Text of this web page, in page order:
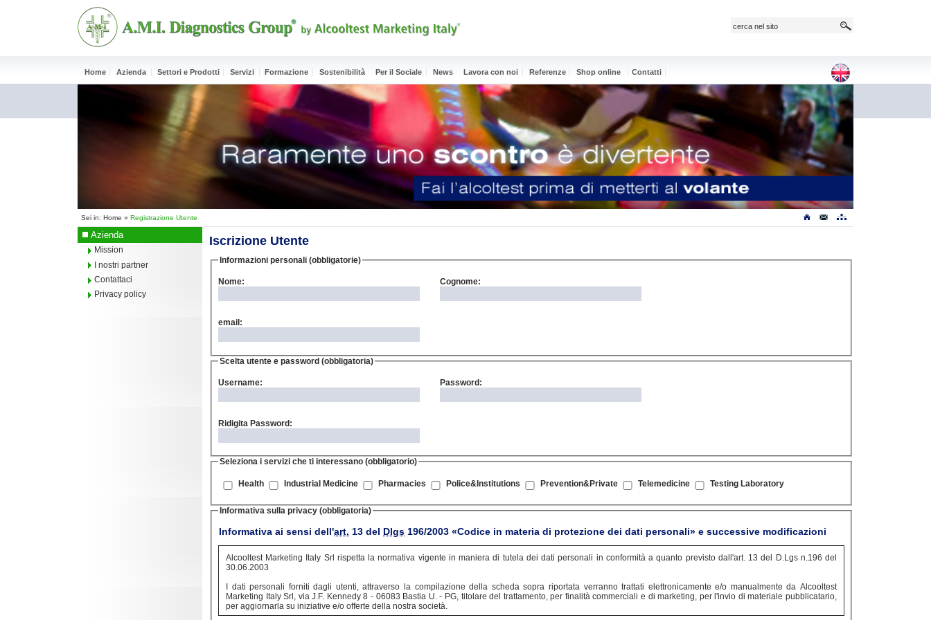
Home Azienda Settori e Prodotti Servizi Formazione Sostenibilità Per il Sociale News Lavora con noi Referenze Shop online Contatti
Sei in: Home » Registrazione Utente
Azienda
Mission
I nostri partner
Contattaci
Privacy policy
Iscrizione Utente
Informazioni personali (obbligatorie)
Nome: Cognome:
email:
Scelta utente e password (obbligatoria)
Username: Password:
Ridigita Password:
Seleziona i servizi che ti interessano (obbligatorio)
Health Industrial Medicine Pharmacies Police&Institutions Prevention&Private Telemedicine Testing Laboratory
Informativa sulla privacy (obbligatoria)
Informativa ai sensi dell'art. 13 del Dlgs 196/2003 «Codice in materia di protezione dei dati personali» e successive modificazioni
Alcooltest Marketing Italy Srl rispetta la normativa vigente in maniera di tutela dei dati personali in conformità a quanto previsto dall'art. 13 del D.Lgs n.196 del
30.06.2003
I dati personali forniti dagli utenti, attraverso la compilazione della scheda sopra riportata verranno trattati elettronicamente e/o manualmente da Alcooltest
Marketing Italy Srl, via J.F. Kennedy 8 - 06083 Bastia U. - PG, titolare del trattamento, per finalità commerciali e di marketing, per l'invio di materiale pubblicatario,
per aggiornarla su iniziative e/o offerte della nostra società.